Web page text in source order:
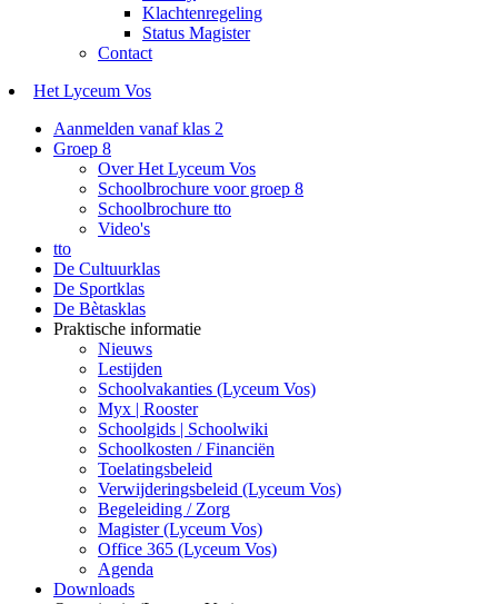
Klachtenregeling
Status Magister
Contact
Het Lyceum Vos
Aanmelden vanaf klas 2
Groep 8
Over Het Lyceum Vos
Schoolbrochure voor groep 8
Schoolbrochure tto
Video's
tto
De Cultuurklas
De Sportklas
De Bètasklas
Praktische informatie
Nieuws
Lestijden
Schoolvakanties (Lyceum Vos)
Myx | Rooster
Schoolgids | Schoolwiki
Schoolkosten / Financiën
Toelatingsbeleid
Verwijderingsbeleid (Lyceum Vos)
Begeleiding / Zorg
Magister (Lyceum Vos)
Office 365 (Lyceum Vos)
Agenda
Downloads